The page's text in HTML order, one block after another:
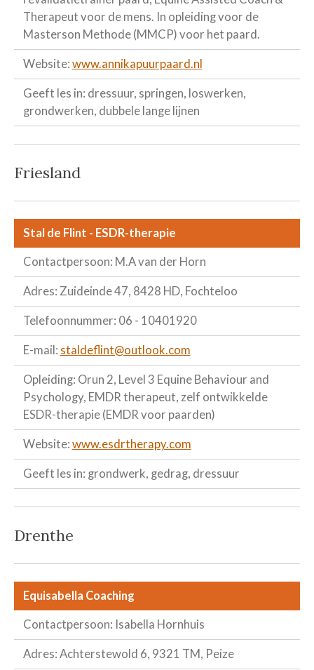
Therapeut voor de mens. In opleiding voor de
Masterson Methode (MMCP) voor het paard.
Website: www.annikapuurpaard.nl
Geeft les in: dressuur, springen, loswerken,
grondwerken, dubbele lange lijnen
Friesland
Stal de Flint - ESDR-therapie
Contactpersoon: M.A van der Horn
Adres: Zuideinde 47, 8428 HD, Fochteloo
Telefoonnummer: 06 - 10401920
E-mail: staldeflint@outlook.com
Opleiding: Orun 2, Level 3 Equine Behaviour and
Psychology, EMDR therapeut, zelf ontwikkelde
ESDR-therapie (EMDR voor paarden)
Website: www.esdrtherapy.com
Geeft les in: grondwerk, gedrag, dressuur
Drenthe
Equisabella Coaching
Contactpersoon: Isabella Hornhuis
Adres: Achterstewold 6, 9321 TM, Peize